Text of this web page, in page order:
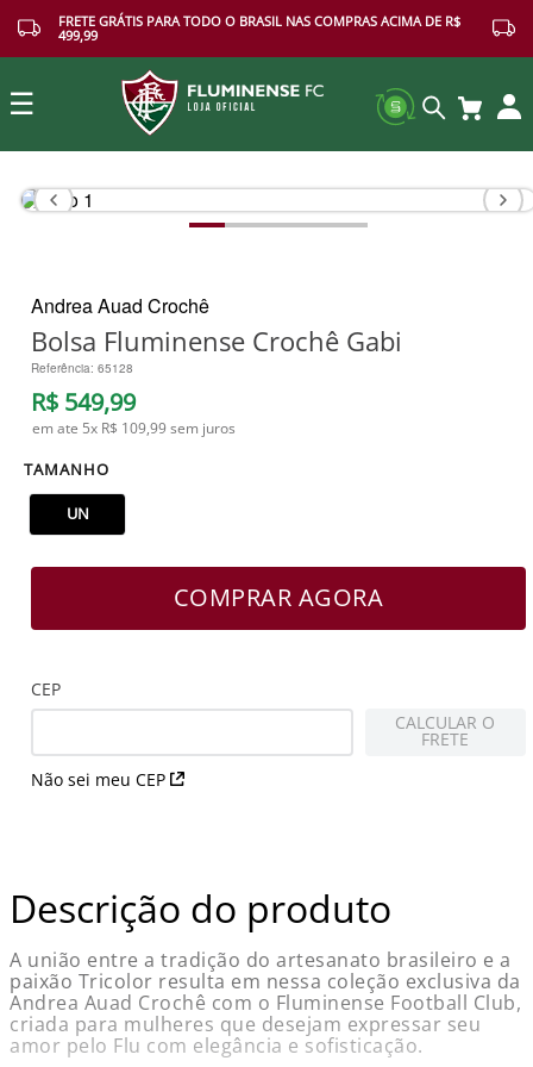
FRETE GRÁTIS PARA TODO O BRASIL NAS COMPRAS ACIMA DE R$
499,99
☰
Buscar
Andrea Auad Crochê
Bolsa Fluminense Crochê Gabi
Referência: 65128
R$ 549,99
em ate 5x R$ 109,99sem juros
TAMANHO
UN
COMPRAR AGORA
CEP
Não sei meu CEP
CALCULAR O
FRETE
Descrição do produto
A união entre a tradição do artesanato brasileiro e a
paixão Tricolor resulta em nessa coleção exclusiva da
Andrea Auad Crochê com o Fluminense Football Club,
criada para mulheres que desejam expressar seu
amor pelo Flu com elegância e sofisticação.